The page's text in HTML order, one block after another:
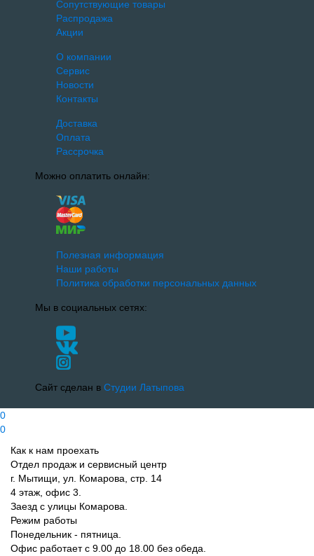
Сопутствующие товары
Распродажа
Акции
О компании
Сервис
Новости
Контакты
Доставка
Оплата
Рассрочка
Можно оплатить онлайн:
Полезная информация
Наши работы
Политика обработки персональных данных
Мы в социальных сетях:
Сайт сделан в Студии Латыпова
0
0
Как к нам проехать
Отдел продаж и сервисный центр
г. Мытищи, ул. Комарова, стр. 14
4 этаж, офис 3.
Заезд с улицы Комарова.
Режим работы
Понедельник - пятница.
Офис работает с 9.00 до 18.00 без обеда.